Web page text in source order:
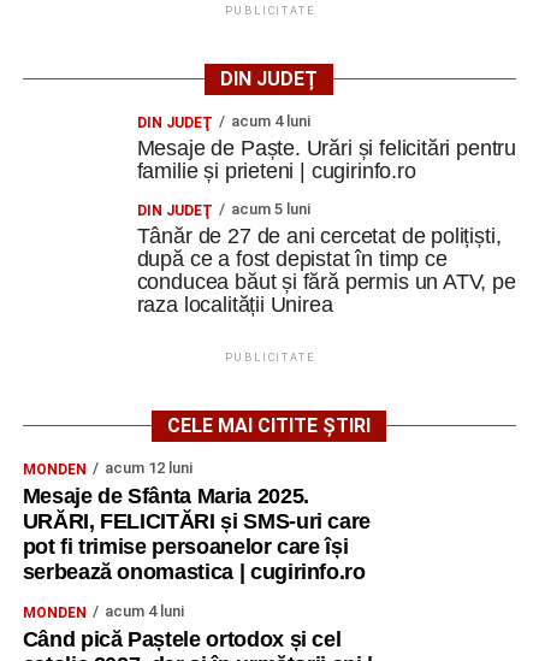
PUBLICITATE
DIN JUDEȚ
DIN JUDEŢ acum 4 luni
Mesaje de Paște. Urări și felicitări pentru
familie și prieteni | cugirinfo.ro
DIN JUDEŢ acum 5 luni
Tânăr de 27 de ani cercetat de polițiști,
după ce a fost depistat în timp ce
conducea băut și fără permis un ATV, pe
raza localității Unirea
PUBLICITATE
CELE MAI CITITE ȘTIRI
MONDEN acum 12 luni
Mesaje de Sfânta Maria 2025.
URĂRI, FELICITĂRI și SMS-uri care
pot fi trimise persoanelor care își
serbează onomastica | cugirinfo.ro
MONDEN acum 4 luni
Când pică Paștele ortodox și cel